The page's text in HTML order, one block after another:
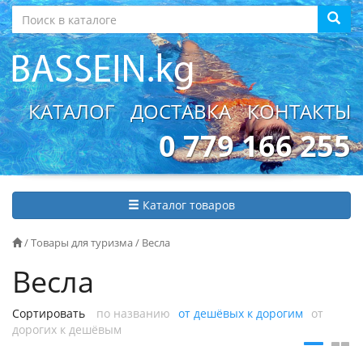
КАТАЛОГ ДОСТАВКА КОНТАКТЫ
0 779 166 255
Каталог товаров
/Товары для туризма/ Весла
Весла
Сортировать по названию от дешёвых к дорогим
от
дорогих к дешёвым